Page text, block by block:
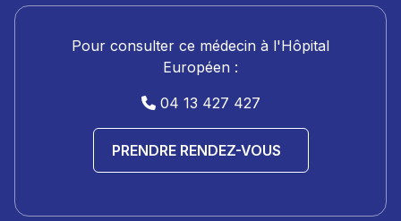
Pour consulter ce médecin à l'Hôpital
Européen :
04 13 427 427
PRENDRE RENDEZ-VOUS